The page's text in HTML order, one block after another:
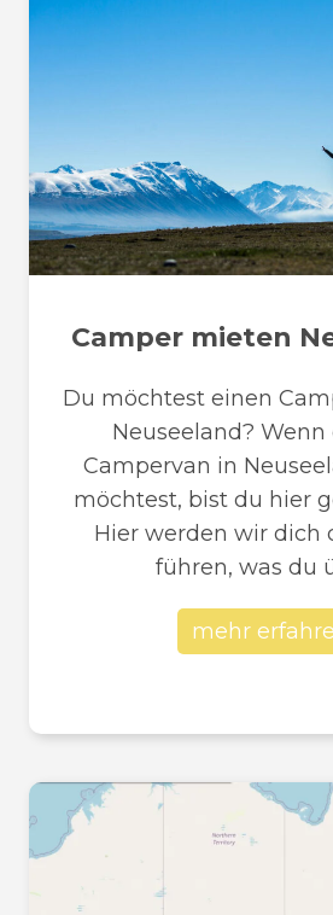
Camper mieten
Du möchtest einen
Neuseeland? Wenn
Campervan in
möchtest, bist du hier
Hier werden wir dich
führen, was du
mehr